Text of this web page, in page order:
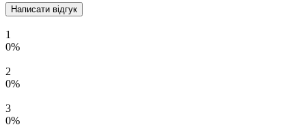
Написати відгук
1
0%
2
0%
3
0%